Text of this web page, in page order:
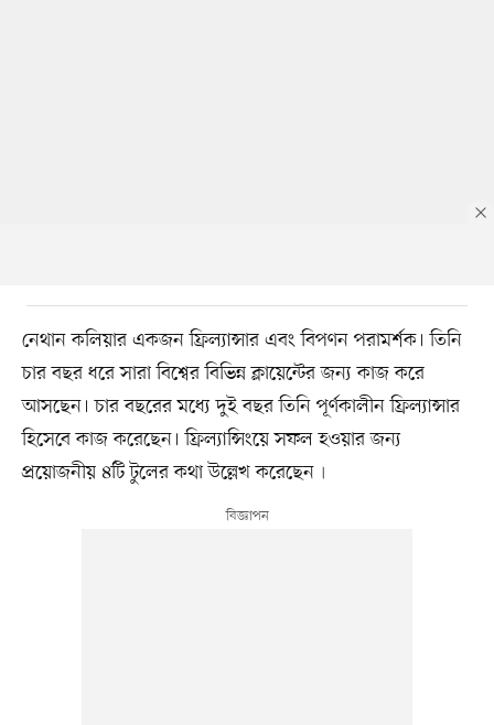
নেথান কলিয়ার একজন ফ্রিল্যান্সার এবং বিপণন পরামর্শক। তিনি
চার বছর ধরে সারা বিশ্বের বিভিন্ন ক্লায়েন্টের জন্য কাজ করে
আসছেন। চার বছরের মধ্যে দুই বছর তিনি পূর্ণকালীন ফ্রিল্যান্সার
হিসেবে কাজ করেছেন। ফ্রিল্যান্সিংয়ে সফল হওয়ার জন্য
প্রয়োজনীয় ৪টি টুলের কথা উল্লেখ করেছেন৷